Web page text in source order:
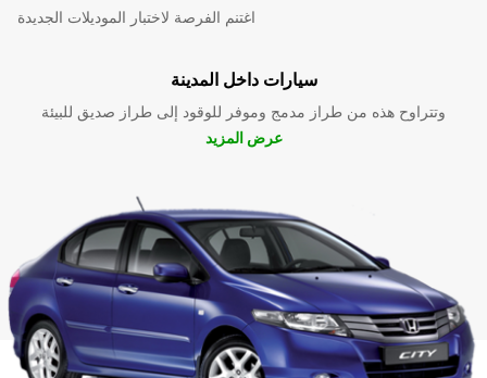
اغتنم الفرصة لاختبار الموديلات الجديدة
سيارات داخل المدينة
وتتراوح هذه من طراز مدمج وموفر للوقود إلى طراز صديق للبيئة
عرض المزيد